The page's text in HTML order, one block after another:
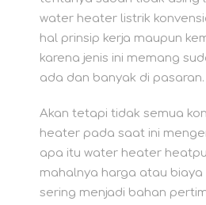
water heater listrik
hal prinsip kerja maupun
karena jenis ini memang
ada dan banyak di pasaran.
Akan tetapi tidak semua
heater pada saat ini
apa itu water heater
mahalnya harga atau biaya
sering menjadi bahan